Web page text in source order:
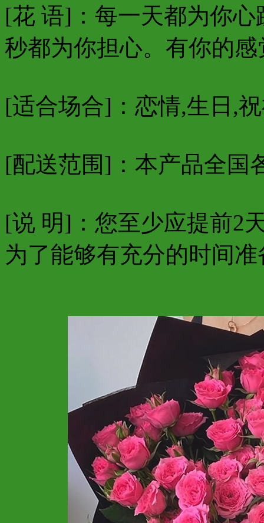
[花 语]：每一天都为你
秒都为你担心。有你的
[适合场合]：恋情,生日,
[配送范围]：本产品全国
[说 明]：您至少应提前2
为了能够有充分的时间